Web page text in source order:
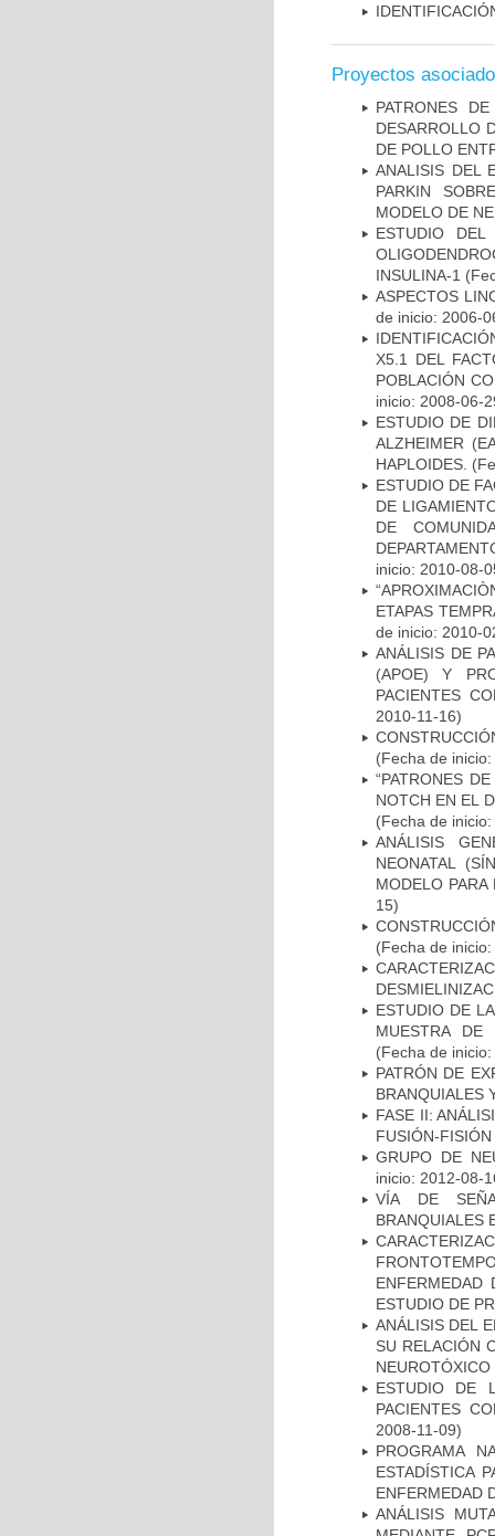
Proyectos
PATRONES
DESARROLLO
DE POLLO
ANALISIS DEL
PARKIN
MODELO DE
ESTUDIO
INSULINA-1
ASPECTOS
de inicio: 2006-
X5.1 DEL
POBLACIÓN
inicio: 2008-06-
ESTUDIO DE
ALZHEIMER
HAPLOIDES.
ESTUDIO DE
DE
DE
inicio: 2010-08-
ETAPAS
de inicio: 2010-
ANÁLISIS DE
(APOE) Y
PACIENTES
2010-11-16)
(Fecha de
“PATRONES
NOTCH EN EL
(Fecha de
ANÁLISIS
NEONATAL
MODELO
15)
(Fecha de
ESTUDIO DE
MUESTRA DE
(Fecha de
PATRÓN DE
BRANQUIALES
FASE II:
FUSIÓN-
GRUPO DE
inicio: 2012-08-
VÍA DE
BRANQUIALES
ENFERMEDAD
ESTUDIO DE
ANÁLISIS DEL
SU RELACIÓN
NEUROTÓXICO
ESTUDIO DE
PACIENTES
2008-11-09)
PROGRAMA
ESTADÍSTICA
ENFERMEDAD
ANÁLISIS